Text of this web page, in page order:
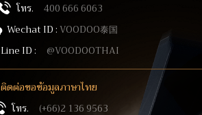
โทร.
400 666 6063
Wechat ID :VOODOO泰国
Line ID :
@VOODOOTHAI
ติดต่อขอข้อมูลภาษาไทย
โทร.
(+66)2 136 9563